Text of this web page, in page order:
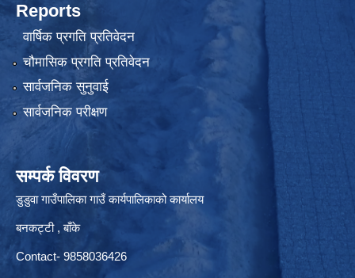
Reports
वार्षिक प्रगति प्रतिवेदन
चौमासिक प्रगति प्रतिवेदन
सार्वजनिक सुनुवाई
सार्वजनिक परीक्षण
सम्पर्क विवरण
डुडुवा गाउँपालिका गाउँ कार्यपालिकाको कार्यालय
बनकट्टी , बाँके
Contact- 9858036426